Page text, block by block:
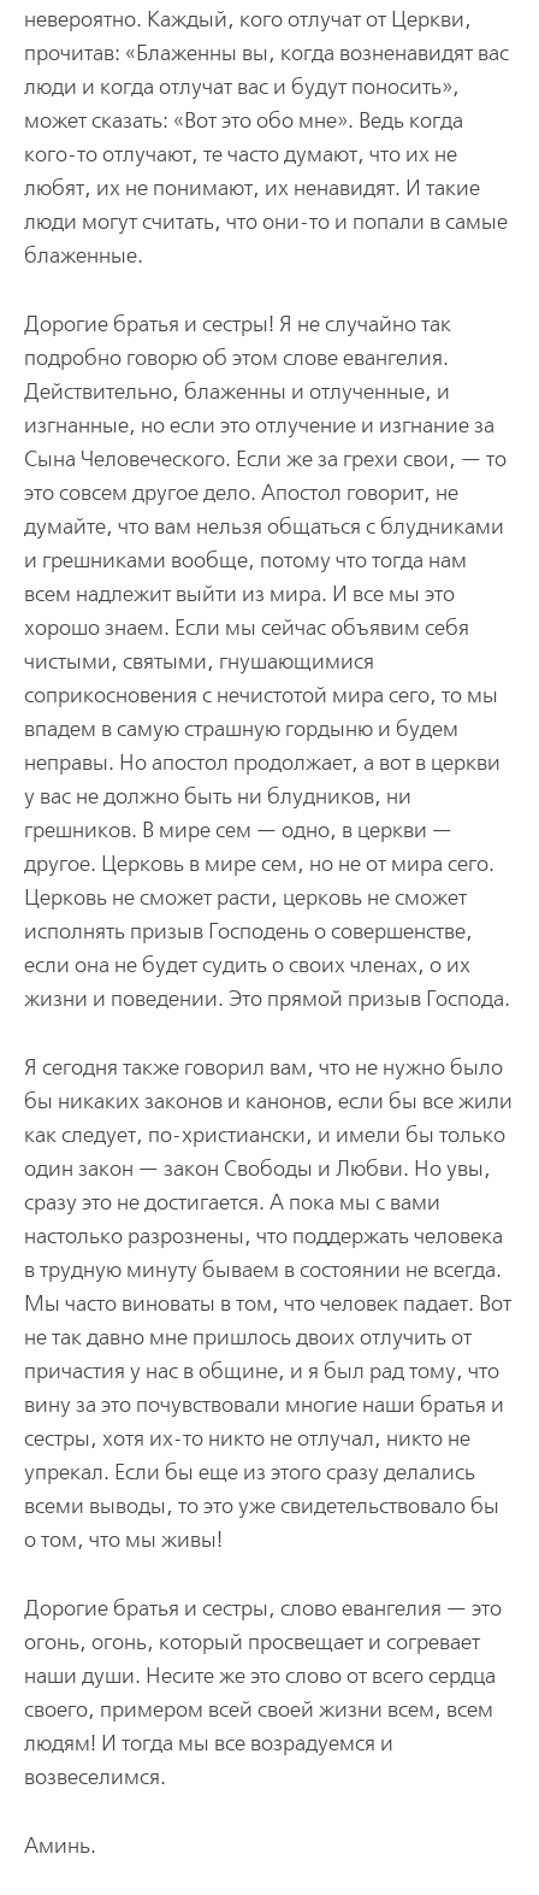
невероятно. Каждый, кого отлучат от Церкви,
прочитав: «Блаженны вы, когда возненавидят вас
люди и когда отлучат вас и будут поносить»,
может сказать: «Вот это обо мне». Ведь когда
кого-то отлучают, те часто думают, что их не
любят, их не понимают, их ненавидят. И такие
люди могут считать, что они-то и попали в самые
блаженные.
Дорогие братья и сестры! Я не случайно так
подробно говорю об этом слове евангелия.
Действительно, блаженны и отлученные, и
изгнанные, но если это отлучение и изгнание за
Сына Человеческого. Если же за грехи свои, — то
это совсем другое дело. Апостол говорит, не
думайте, что вам нельзя общаться с блудниками
и грешниками вообще, потому что тогда нам
всем надлежит выйти из мира. И все мы это
хорошо знаем. Если мы сейчас объявим себя
чистыми, святыми, гнушающимися
соприкосновения с нечистотой мира сего, то мы
впадем в самую страшную гордыню и будем
неправы. Но апостол продолжает, а вот в церкви
у вас не должно быть ни блудников, ни
грешников. В мире сем — одно, в церкви —
другое. Церковь в мире сем, но не от мира сего.
Церковь не сможет расти, церковь не сможет
исполнять призыв Господень о совершенстве,
если она не будет судить о своих членах, о их
жизни и поведении. Это прямой призыв Господа.
Я сегодня также говорил вам, что не нужно было
бы никаких законов и канонов, если бы все жили
как следует, по-христиански, и имели бы только
один закон — закон Свободы и Любви. Но увы,
сразу это не достигается. А пока мы с вами
настолько разрознены, что поддержать человека
в трудную минуту бываем в состоянии не всегда.
Мы часто виноваты в том, что человек падает. Вот
не так давно мне пришлось двоих отлучить от
причастия у нас в общине, и я был рад тому, что
вину за это почувствовали многие наши братья и
сестры, хотя их-то никто не отлучал, никто не
упрекал. Если бы еще из этого сразу делались
всеми выводы, то это уже свидетельствовало бы
о том, что мы живы!
Дорогие братья и сестры, слово евангелия — это
огонь, огонь, который просвещает и согревает
наши души. Несите же это слово от всего сердца
своего, примером всей своей жизни всем, всем
людям! И тогда мы все возрадуемся и
возвеселимся.
Аминь.